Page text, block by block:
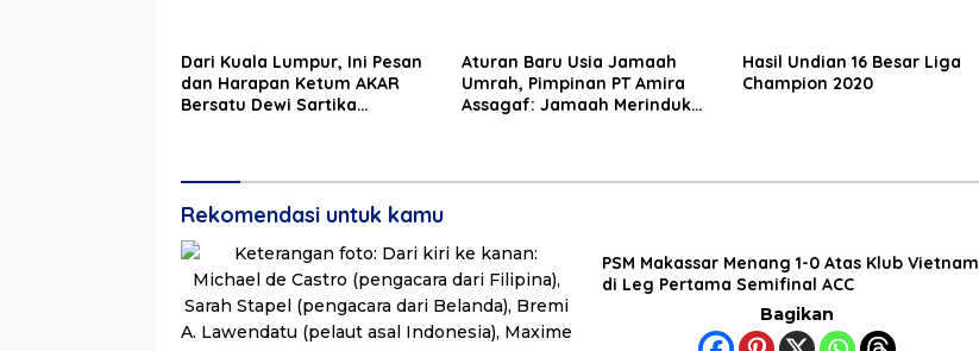
Dari Kuala Lumpur, Ini Pesan
dan Harapan Ketum AKAR
Bersatu Dewi Sartika
Aturan Baru Usia Jamaah
Umrah, Pimpinan PT Amira
Assagaf: Jamaah Merindukan
Hasil Undian 16 Besar Liga
Champion 2020
Rekomendasi untuk kamu
PSM Makassar Menang 1-0 Atas Klub Vietnam
di Leg Pertama Semifinal ACC
Bagikan